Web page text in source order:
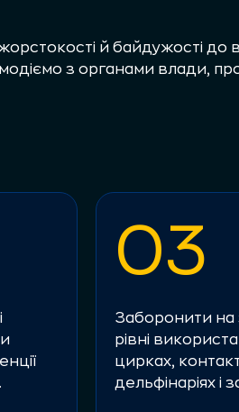
й байдужості до
з органами влади,
03
Заборонити на
рівні
цирках,
дельфінаріях і